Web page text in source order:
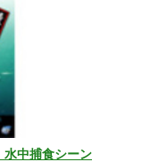
中捕食シーン